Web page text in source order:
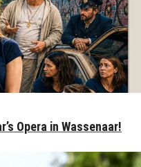
Opera in Wassenaar!